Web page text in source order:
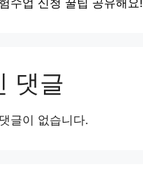
댓글
글이 없습니다.